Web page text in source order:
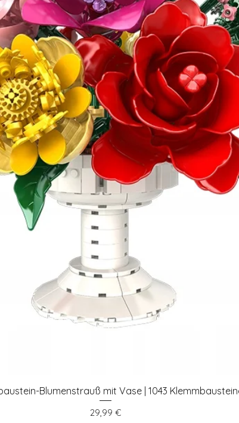
Schnellansicht
Blumenstrauß mit Vase | 1043
Preis
29,99 €